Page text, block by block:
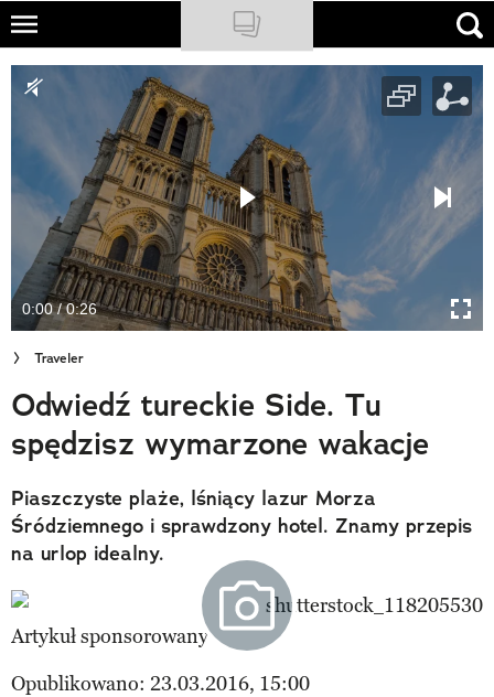
Skip
main
NATIONAL GEOGRAPHIC
PODCASTY
Sklep
Newsletter
Cuda Polski
Wielki Konkurs Fotograficzny
Trendbook Podróżniczy
Polecane
0:00 / 0:26
Traveler
Odwiedź tureckie Side. Tu
spędzisz wymarzone wakacje
Piaszczyste plaże, lśniący lazur Morza
Śródziemnego i sprawdzony hotel. Znamy przepis
na urlop idealny.
Artykuł sponsorowany
Opublikowano: 23.03.2016, 15:00